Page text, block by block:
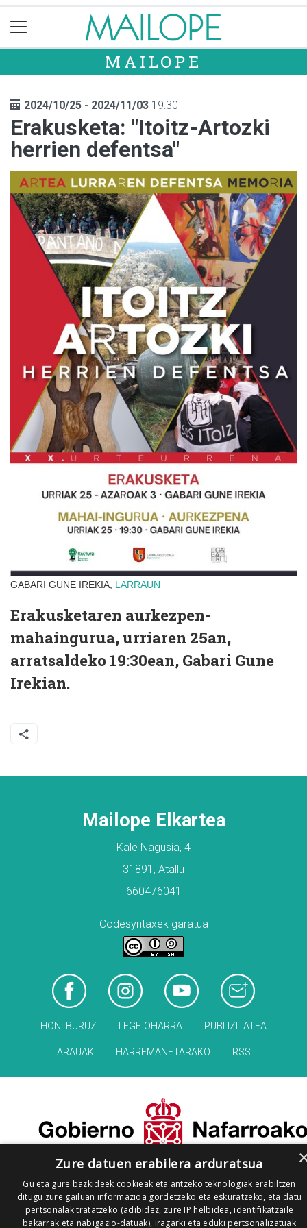
MAILOPE
2024/10/25 - 2024/11/03 19:30
Erakusketa: "Itoitz-Artozki
herrien defentsa"
GABARI GUNE IREKIA, LARRAUN
Erakusketaren aurkezpen-
mahaingurua, urriaren 25an,
arratsaldeko 19:30ean, Gabari Gune
Irekian.
Mailope Elkartea
Kale Nagusia, 4
31891, Atallu
660476041
Codesyntaxek garatua
HONI BURUZ LEGE OHARRA PUBLIZITATEA
ARAUAK HARREMANETARAKO RSS
Zure datuen erabilera arduratsua
Gu eta gure bazkideek cookieak eta antzeko teknologiak erabiltzen
ditugu zure gailuan informazioa gordetzeko eta eskuratzeko, eta datu
pertsonalak tratatzeko (adibidez, zure IP helbidea, identifikatzaile
bakarrak eta nabigazio-datuak), iragarki eta eduki pertsonalizatuak